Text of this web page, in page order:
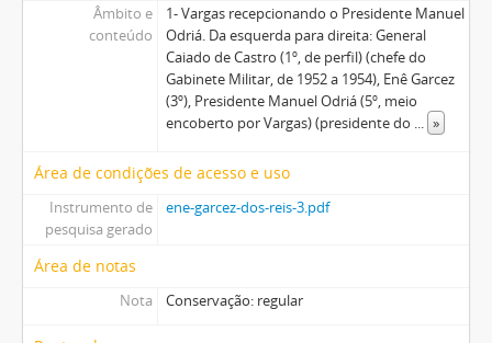
Âmbito e
conteúdo
1- Vargas recepcionando o Presidente Manuel
Odriá. Da esquerda para direita: General
Caiado de Castro (1º, de perfil) (chefe do
Gabinete Militar, de 1952 a 1954), Enê Garcez
(3º), Presidente Manuel Odriá (5º, meio
encoberto por Vargas) (presidente do ... »
Área de condições de acesso e uso
Instrumento de
pesquisa gerado
ene-garcez-dos-reis-3.pdf
Área de notas
Nota Conservação: regular